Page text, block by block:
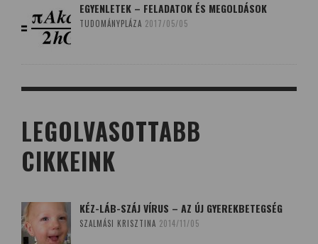
EGYENLETEK – FELADATOK ÉS MEGOLDÁSOK
TUDOMÁNYPLÁZA 2017/05/05
LEGOLVASOTTABB
CIKKEINK
KÉZ-LÁB-SZÁJ VÍRUS – AZ ÚJ GYEREKBETEGSÉG
SZALMÁSI KRISZTINA 2014/11/05